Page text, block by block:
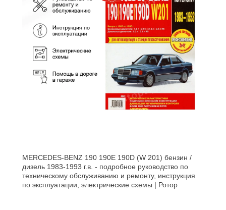
MERCEDES-BENZ 190 190E 190D (W 201) бензин /
дизель 1983-1993 г.в. - подробное руководство по
техническому обслуживанию и ремонту, инструкция
по эксплуатации, электрические схемы | Ротор